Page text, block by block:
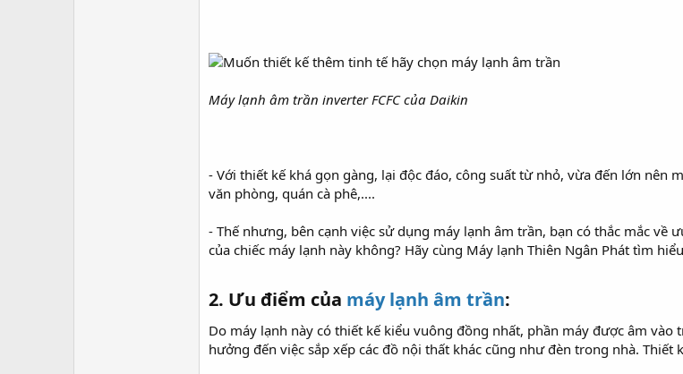
Máy lạnh âm trần inverter FCFC của Daikin
- Với thiết kế khá gọn gàng, lại độc đáo, công suất từ nhỏ, vừa đến lớn
văn phòng, quán cà phê,....
- Thế nhưng, bên cạnh việc sử dụng máy lạnh âm trần, bạn có thắc mắc
của chiếc máy lạnh này không? Hãy cùng Máy lạnh Thiên Ngân Phát tìm
2. Ưu điểm của máy lạnh âm trần:​
Do máy lạnh này có thiết kế kiểu vuông đồng nhất, phần máy được âm
hưởng đến việc sắp xếp các đồ nội thất khác cũng như đèn trong nhà.